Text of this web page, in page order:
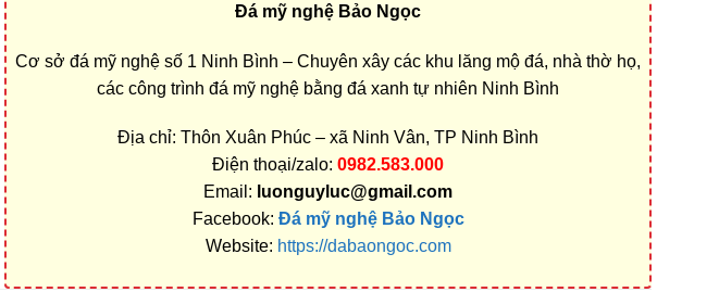
Đá mỹ nghệ Bảo Ngọc
Cơ sở đá mỹ nghệ số 1 Ninh Bình – Chuyên xây các khu lăng mộ đá, nhà thờ họ,
các công trình đá mỹ nghệ bằng đá xanh tự nhiên Ninh Bình
Địa chỉ: Thôn Xuân Phúc – xã Ninh Vân, TP Ninh Bình
Điện thoại/zalo: 0982.583.000
Email: luonguyluc@gmail.com
Facebook: Đá mỹ nghệ Bảo Ngọc
Website: https://dabaongoc.com